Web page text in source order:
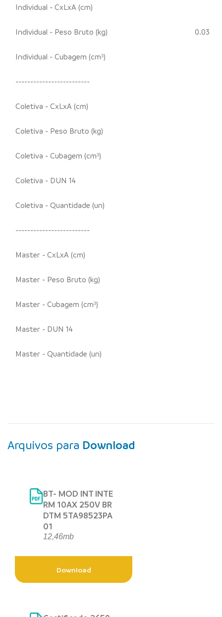
Individual - CxLxA (cm)
Individual - Peso Bruto (kg) 0.03
Individual - Cubagem (cm³)
-------------------------
Coletiva - CxLxA (cm)
Coletiva - Peso Bruto (kg)
Coletiva - Cubagem (cm³)
Coletiva - DUN 14
Coletiva - Quantidade (un)
-------------------------
Master - CxLxA (cm)
Master - Peso Bruto (kg)
Master - Cubagem (cm³)
Master - DUN 14
Master - Quantidade (un)
Arquivos para Download
BT- MOD INT INTE
RM 10AX 250V BR
DTM 5TA98523PA
01
12,46mb
Download